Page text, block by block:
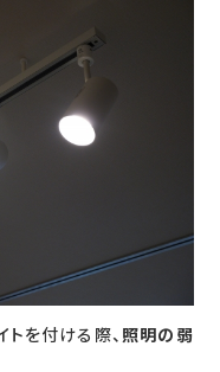
を付ける際、 照明の弱